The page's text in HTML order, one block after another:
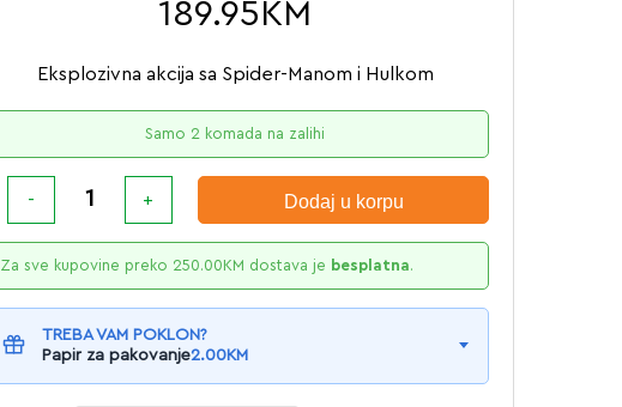
189.95 KM
Eksplozivna akcija sa Spider-Manom i Hulkom
Samo 2 komada na zalihi
Dodaj u korpu
Za sve kupovine preko 250.00KM dostava je besplatna.
TREBA VAM POKLON?
Papir za pakovanje2.00KM